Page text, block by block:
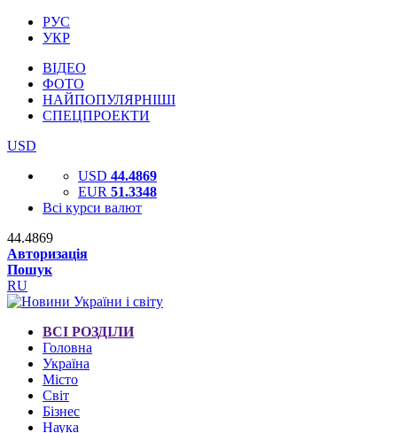
РУС
УКР
ВІДЕО
ФОТО
НАЙПОПУЛЯРНІШІ
СПЕЦПРОЕКТИ
USD
USD 44.4869
EUR 51.3348
Всі курси валют
44.4869
Авторизація
Пошук
RU
ВСІ РОЗДІЛИ
Головна
Україна
Місто
Світ
Бізнес
Наука